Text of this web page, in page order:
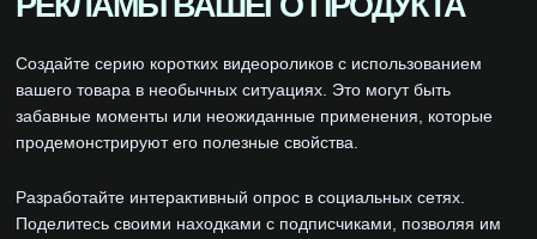
Создайте серию коротких видеороликов с использованием
вашего товара в необычных ситуациях. Это могут быть
забавные моменты или неожиданные применения, которые
продемонстрируют его полезные свойства.
Разработайте интерактивный опрос в социальных сетях.
Поделитесь своими находками с подписчиками, позволяя им